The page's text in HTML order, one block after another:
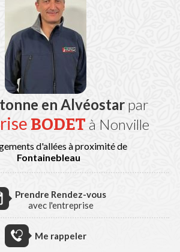
en Alvéostar par
BODET à Nonville
d'allées à proximité de
Fontainebleau
Prendre Rendez-vous
avec l'entreprise
Me rappeler